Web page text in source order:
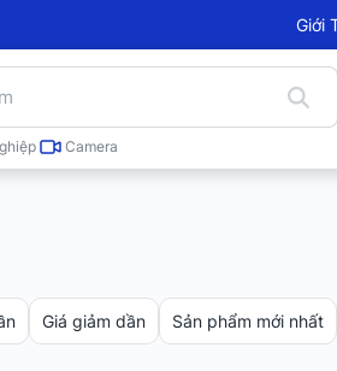
Giới
Camera
Giá giảm dần Sản phẩm mới nhất